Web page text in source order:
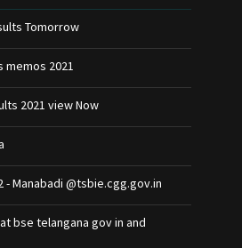
Tomorrow
memos 2021
2021 view Now
- Manabadi @tsbie.cgg.gov.in
at bse telangana gov in and